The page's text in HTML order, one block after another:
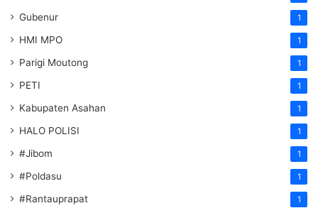
Gubenur 1
HMI MPO 1
Parigi Moutong 1
PETI 1
Kabupaten Asahan 1
HALO POLISI 1
#Jibom 1
#Poldasu 1
#Rantauprapat 1